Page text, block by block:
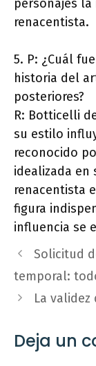
personajes
renacentista.
5. P: ¿Cuál
historia del
posteriores?
R: Botticelli
su estilo
reconocido
idealizada en
renacentista
figura
influencia se
Solicitud
temporal:
La validez
Deja un